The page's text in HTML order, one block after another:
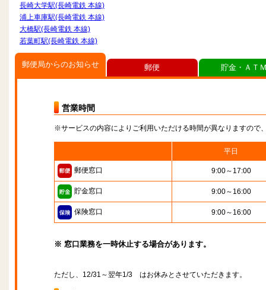
長崎大学駅(長崎電鉄 本線)
浦上車庫駅(長崎電鉄 本線)
大橋駅(長崎電鉄 本線)
若葉町駅(長崎電鉄 本線)
郵便局からのお知らせ
営業時間
※サービスの内容によりご利用いただける時間が異なりますので
平日
郵便窓口 9:00～17:00
貯金窓口 9:00～16:00
保険窓口 9:00～16:00
※ 窓口業務を一時休止する場合があります。
ただし、12/31～翌年1/3 はお休みとさせていただきます。
郵便 貯金・ＡＴ